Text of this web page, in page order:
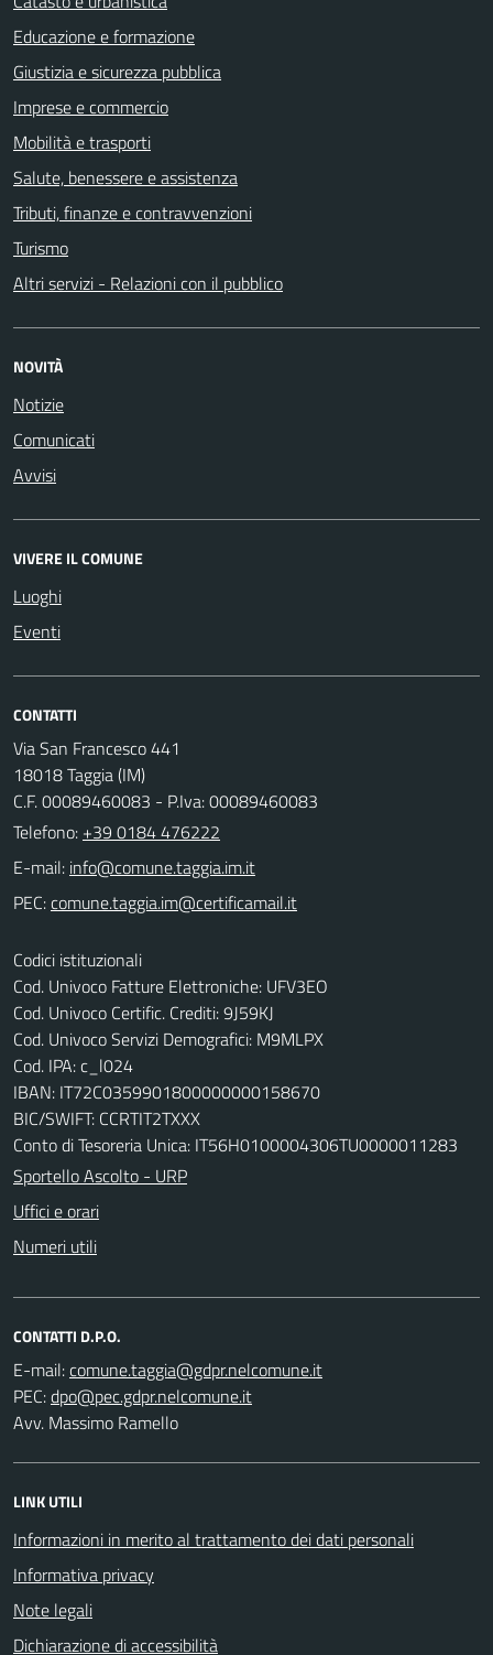
Educazione e formazione
Giustizia e sicurezza pubblica
Imprese e commercio
Mobilità e trasporti
Salute, benessere e assistenza
Tributi, finanze e contravvenzioni
Turismo
Altri servizi - Relazioni con il pubblico
NOVITÀ
Notizie
Comunicati
Avvisi
VIVERE IL COMUNE
Luoghi
Eventi
CONTATTI
Via San Francesco 441
18018 Taggia (IM)
C.F. 00089460083 - P.Iva: 00089460083
Telefono: +39 0184 476222
E-mail:
PEC:
Codici istituzionali
Cod. Univoco Fatture Elettroniche: UFV3EO
Cod. Univoco Certific. Crediti: 9J59KJ
Cod. Univoco Servizi Demografici: M9MLPX
Cod. IPA: c_l024
IBAN: IT72C0359901800000000158670
BIC/SWIFT: CCRTIT2TXXX
Conto di Tesoreria Unica: IT56H0100004306TU0000011283
Sportello Ascolto - URP
Uffici e orari
Numeri utili
CONTATTI D.P.O.
E-mail:
PEC:
Avv. Massimo Ramello
LINK UTILI
Informazioni in merito al trattamento dei dati personali
Informativa privacy
Note legali
Dichiarazione di accessibilità